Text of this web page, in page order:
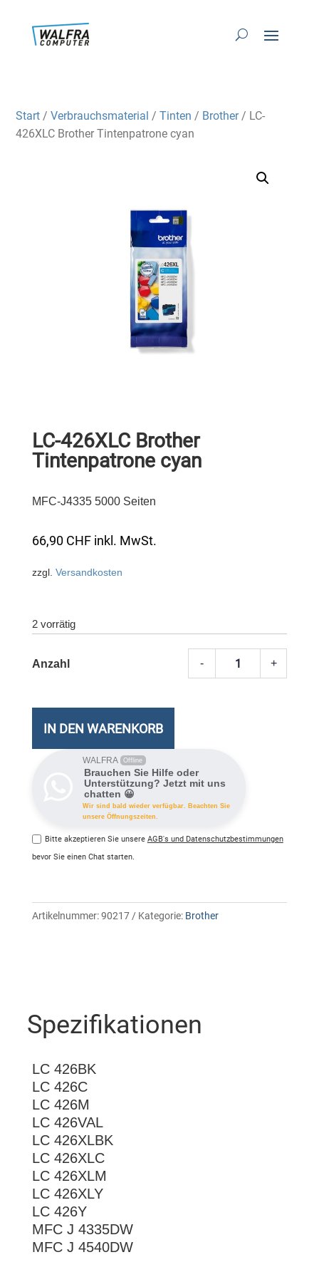
Start /Verbrauchsmaterial /Tinten / Brother/ LC-
426XLC Brother Tintenpatrone cyan
LC-426XLC Brother
Tintenpatrone cyan
MFC-J4335 5000 Seiten
66,90 CHF inkl. MwSt.
zzgl. Versandkosten
2 vorrätig
- +
IN DEN WARENKORB
WALFRA Offline
Brauchen Sie Hilfe oder
Unterstützung? Jetzt mit uns
chatten 😀
Wir sind bald wieder verfügbar. Beachten Sie
unsere Öffnungszeiten.
Bitte akzeptieren Sie unsere AGB's und Datenschutzbestimmungen
bevor Sie einen Chat starten.
Artikelnummer:90217 Kategorie: Brother
Spezifikationen
LC 426BK
LC 426C
LC 426M
LC 426VAL
LC 426XLBK
LC 426XLC
LC 426XLM
LC 426XLY
LC 426Y
MFC J 4335DW
MFC J 4540DW